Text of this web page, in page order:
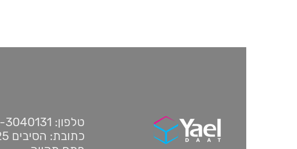
טלפון: 054-3040131
כתובת: הסיבים 25